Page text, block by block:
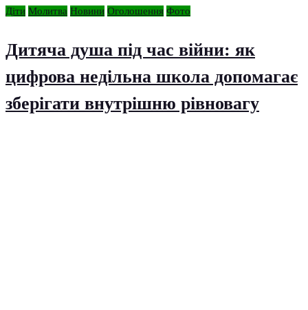
Діти Молитва Новини Оголошення Фото
Дитяча душа під час війни: як
цифрова недільна школа допомагає
зберігати внутрішню рівновагу